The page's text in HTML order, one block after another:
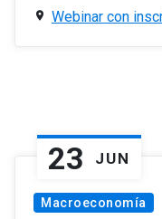
Webinar con
23 JUN
Macroeconomía